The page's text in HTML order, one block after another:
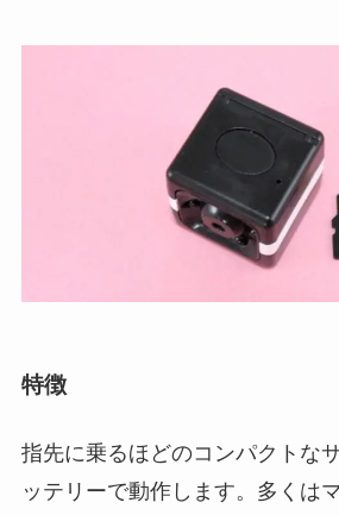
特徴
指先に乗るほどのコンパクトな
ッテリーで動作します。多くは